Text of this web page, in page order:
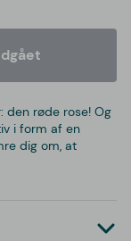
den røde rose! Og
i form af en
dig om, at